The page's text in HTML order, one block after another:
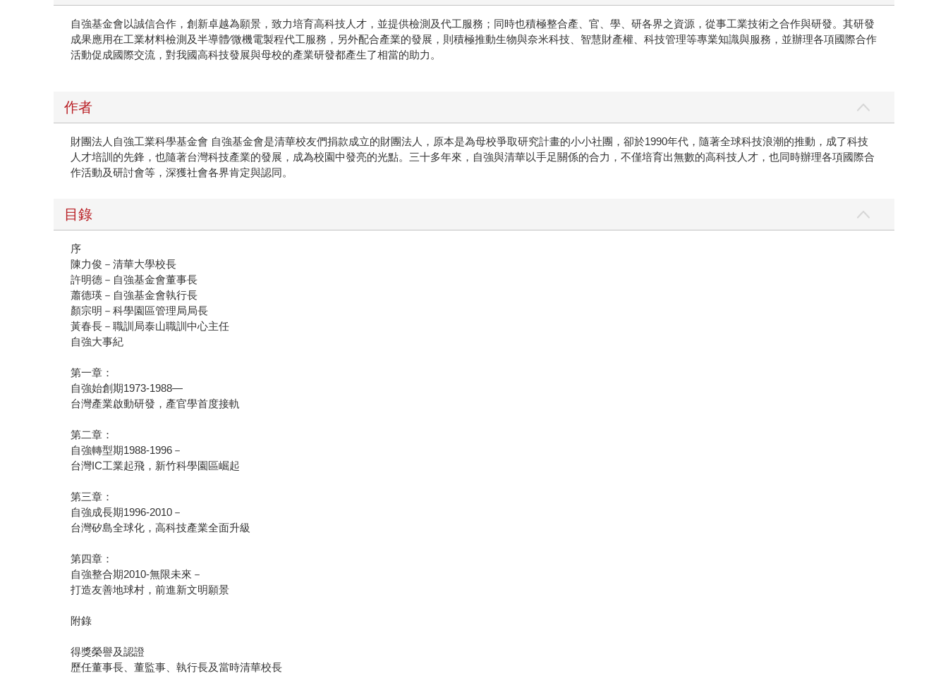
自強基金會以誠信合作，創新卓越為願景，致力培育高科技人才，並提供檢測及代工服務；同時也積極整合產、官、學、研各界之資源，從事工業技術之合作與研發。其研發
成果應用在工業材料檢測及半導體∕微機電製程代工服務，另外配合產業的發展，則積極推動生物與奈米科技、智慧財產權、科技管理等專業知識與服務，並辦理各項國際合作
活動促成國際交流，對我國高科技發展與母校的產業研發都產生了相當的助力。
作者
財團法人自強工業科學基金會 自強基金會是清華校友們捐款成立的財團法人，原本是為母校爭取研究計畫的小小社團，卻於1990年代，隨著全球科技浪潮的推動，成了科技
人才培訓的先鋒，也隨著台灣科技產業的發展，成為校園中發亮的光點。三十多年來，自強與清華以手足關係的合力，不僅培育出無數的高科技人才，也同時辦理各項國際合
作活動及研討會等，深獲社會各界肯定與認同。
目錄
序
陳力俊－清華大學校長
許明德－自強基金會董事長
蕭德瑛－自強基金會執行長
顏宗明－科學園區管理局局長
黃春長－職訓局泰山職訓中心主任
自強大事紀
第一章：
自強始創期1973-1988—
台灣產業啟動研發，產官學首度接軌
第二章：
自強轉型期1988-1996－
台灣IC工業起飛，新竹科學園區崛起
第三章：
自強成長期1996-2010－
台灣矽島全球化，高科技產業全面升級
第四章：
自強整合期2010-無限未來－
打造友善地球村，前進新文明願景
附錄
得獎榮譽及認證
歷任董事長、董監事、執行長及當時清華校長